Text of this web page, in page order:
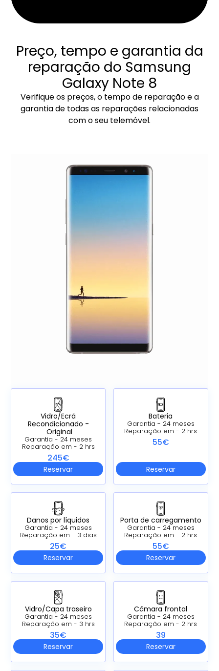
Preço, tempo e garantia da
reparação do Samsung
Galaxy Note 8
Verifique os preços, o tempo de reparação e a
garantia de todas as reparações relacionadas
com o seu telemóvel.
Vidro/Ecrã
Recondicionado -
Original
Garantia - 24 meses
Reparação em - 2 hrs
245€
Reservar
Bateria
Garantia - 24 meses
Reparação em - 2 hrs
55€
Reservar
Danos por líquidos
Garantia - 24 meses
Reparação em - 3 dias
25€
Reservar
Porta de carregamento
Garantia - 24 meses
Reparação em - 2 hrs
55€
Reservar
Vidro/Capa traseiro
Garantia - 24 meses
Reparação em - 3 hrs
35€
Reservar
Câmara frontal
Garantia - 24 meses
Reparação em - 2 hrs
39
Reservar